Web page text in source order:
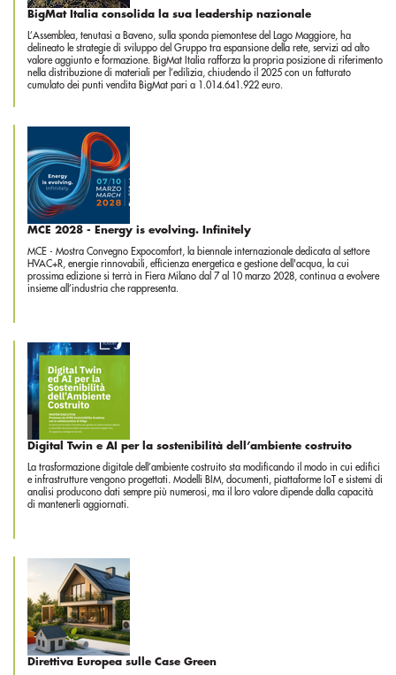
BigMat Italia consolida la sua leadership nazionale
L’Assemblea, tenutasi a Baveno, sulla sponda piemontese del Lago Maggiore, ha
delineato le strategie di sviluppo del Gruppo tra espansione della rete, servizi ad alto
valore aggiunto e formazione. BigMat Italia rafforza la propria posizione di riferimento
nella distribuzione di materiali per l’edilizia, chiudendo il 2025 con un fatturato
cumulato dei punti vendita BigMat pari a 1.014.641.922 euro.
MCE 2028 - Energy is evolving. Infinitely
MCE - Mostra Convegno Expocomfort, la biennale internazionale dedicata al settore
HVAC+R, energie rinnovabili, efficienza energetica e gestione dell'acqua, la cui
prossima edizione si terrà in Fiera Milano dal 7 al 10 marzo 2028, continua a evolvere
insieme all’industria che rappresenta.
Digital Twin e AI per la sostenibilità dell’ambiente costruito
La trasformazione digitale dell’ambiente costruito sta modificando il modo in cui edifici
e infrastrutture vengono progettati. Modelli BIM, documenti, piattaforme IoT e sistemi di
analisi producono dati sempre più numerosi, ma il loro valore dipende dalla capacità
di mantenerli aggiornati.
Direttiva Europea sulle Case Green